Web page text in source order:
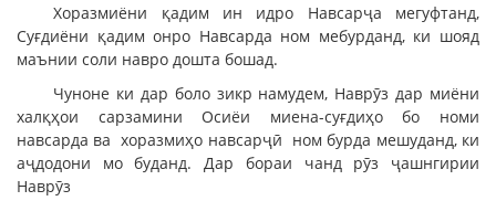
Хоразмиёни қадим ин идро Навсарҷа мегуфтанд,
Суғдиёни қадим онро Навсарда ном мебурданд, ки шояд
маънии соли навро дошта бошад.
Чуноне ки дар боло зикр намудем, Наврӯз дар миёни
халқҳои сарзамини Осиёи миена-суғдиҳо бо номи
навсарда ва хоразмиҳо навсарҷӣ ном бурда мешуданд, ки
аҷдодони мо буданд. Дар бораи чанд рӯз ҷашнгирии
Наврӯз